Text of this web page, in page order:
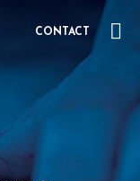
CONTACT